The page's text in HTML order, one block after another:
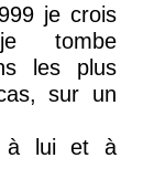
je crois
tombe
les plus
sur un
à lui et à